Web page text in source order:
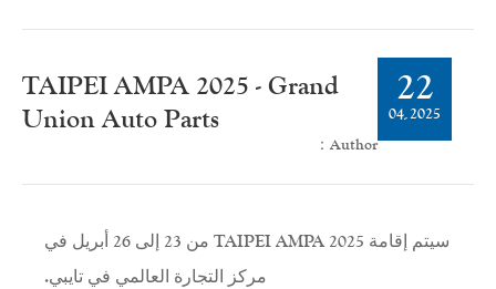
22
2025
-
04
TAIPEI AMPA 2025 - Grand
Union Auto Parts
Author：
سيتم إقامة TAIPEI AMPA 2025 من 23 إلى 26 أبريل في
مركز التجارة العالمي في تايبي.